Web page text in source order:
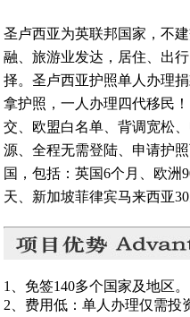
圣卢西亚为英联邦国家，不
融、旅游业发达，居住、出
择。圣卢西亚护照单人办理
拿护照，一人办理四代移民
交、欧盟白名单、背调宽松
源、全程无需登陆、申请护
国，包括：英国6个月、欧洲
天、新加坡菲律宾马来西亚
1、免签140多个国家及地区。
2、费用低：单人办理仅需投